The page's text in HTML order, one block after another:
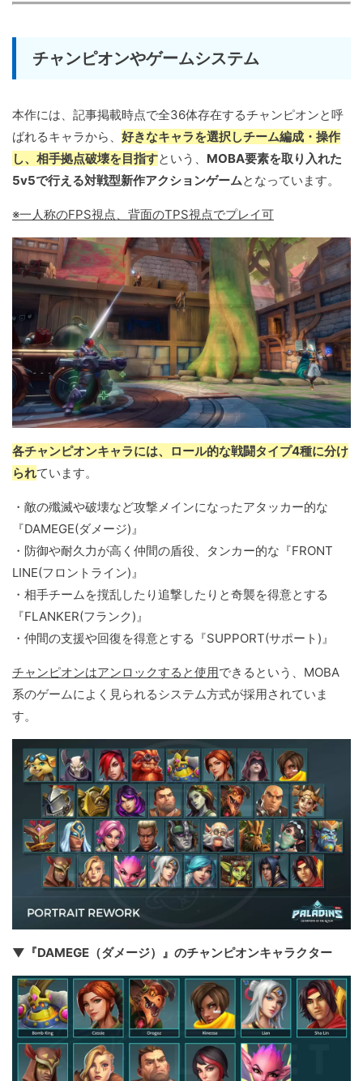
チャンピオンやゲームシステム
本作には、記事掲載時点で全36体存在するチャンピオンと呼
ばれるキャラから、 好きなキャラを選択しチーム編成・操作
し、相手拠点破壊を目指すという、 MOBA要素を取り入れた
5v5で行える対戦型新作アクションゲームとなっています。
※一人称のFPS視点、背面のTPS視点でプレイ可
各チャンピオンキャラには、ロール的な戦闘タイプ4種に分け
られています。
・敵の殲滅や破壊など攻撃メインになったアタッカー的な
『DAMEGE(ダメージ)』
・防御や耐久力が高く仲間の盾役、タンカー的な『FRONT
LINE(フロントライン)』
・相手チームを撹乱したり追撃したりと奇襲を得意とする
『FLANKER(フランク)』
・仲間の支援や回復を得意とする『SUPPORT(サポート)』
チャンピオンはアンロックすると使用できるという、MOBA
系のゲームによく見られるシステム方式が採用されていま
す。
▼『DAMEGE（ダメージ）』のチャンピオンキャラクター